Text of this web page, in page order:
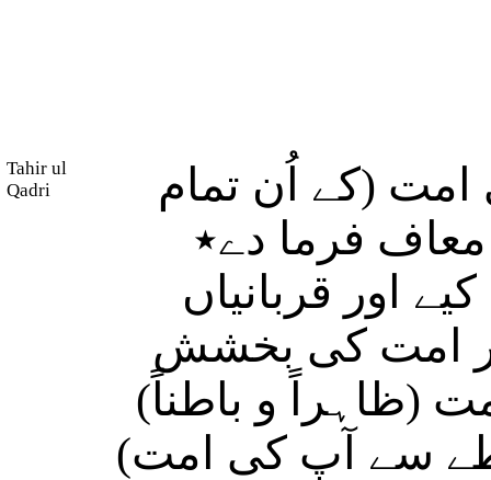
Tahir ul
Qadri
(کے اُن تمام
فرما دے٭
اور قربانیاں
امت کی بخشش
(ظاہراً و باطناً)
سے آپ کی امت)